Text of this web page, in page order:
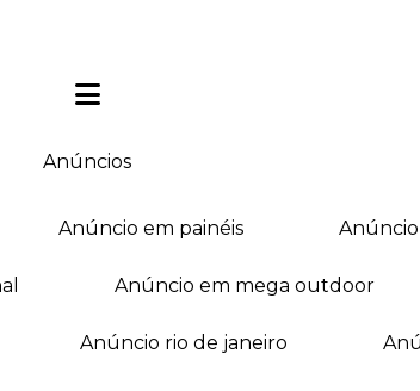
anúncios
anúncio em painéis
anúncio em mega outdoor
anúncio rio de janeiro